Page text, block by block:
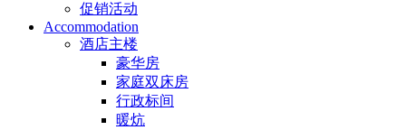
促销活动
Accommodation
酒店主楼
豪华房
家庭双床房
行政标间
暖炕